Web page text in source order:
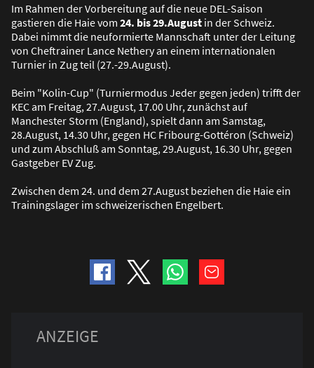
Im Rahmen der Vorbereitung auf die neue DEL-Saison
gastieren die Haie vom 24. bis 29.August in der Schweiz.
Dabei nimmt die neuformierte Mannschaft unter der Leitung
von Cheftrainer Lance Nethery an einem internationalen
Turnier in Zug teil (27.-29.August).
Beim "Kolin-Cup" (Turniermodus Jeder gegen jeden) trifft der
KEC am Freitag, 27.August, 17.00 Uhr, zunächst auf
Manchester Storm (England), spielt dann am Samstag,
28.August, 14.30 Uhr, gegen HC Fribourg-Gottéron (Schweiz)
und zum Abschluß am Sonntag, 29.August, 16.30 Uhr, gegen
Gastgeber EV Zug.
Zwischen dem 24. und dem 27.August beziehen die Haie ein
Trainingslager im schweizerischen Engelbert.